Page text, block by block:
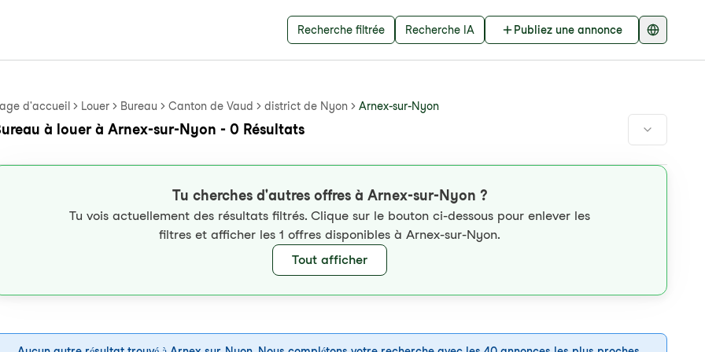
Recherche filtrée Recherche IA Publiez une annonce
d'accueil Louer Bureau Canton de Vaud district de Nyon Arnex-sur-Nyon
à louer à Arnex-sur-Nyon - 0 Résultats
Tu cherches d'autres offres à Arnex-sur-Nyon ?
Tu vois actuellement des résultats filtrés. Clique sur le bouton ci-dessous pour enlever les
filtres et afficher les 1 offres disponibles à Arnex-sur-Nyon.
Tout afficher